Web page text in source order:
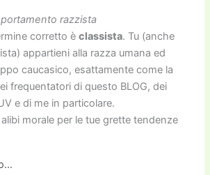
razzista
corretto èclassista. Tu (anche
appartieni alla razza umana ed
caucasico, esattamente come la
frequentatori di questo BLOG, dei
e di me in particolare.
morale per le tue grette tendenze